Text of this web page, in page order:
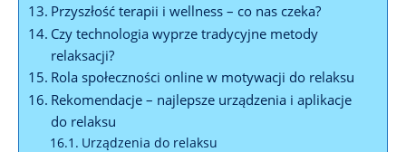
Przyszłość terapii i wellness – co nas czeka?
Czy technologia wyprze tradycyjne metody
relaksacji?
Rola społeczności online w motywacji do relaksu
Rekomendacje – najlepsze urządzenia i aplikacje
do relaksu
Urządzenia do relaksu